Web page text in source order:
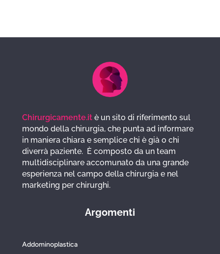
Chirurgicamente.itè un sito di riferimento sul
mondo della chirurgia, che punta ad informare
in maniera chiara e semplice chi è già o chi
diverrà paziente. È composto da un team
multidisciplinare accomunato da una grande
esperienza nel campo della chirurgia e nel
marketing per chirurghi.
Argomenti
Addominoplastica